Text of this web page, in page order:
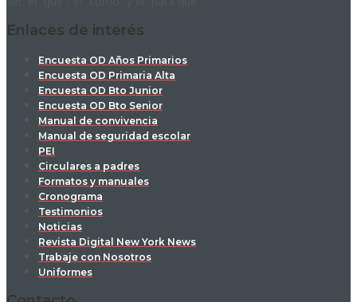
Enlaces de interés
Encuesta OD Años Primarios
Encuesta OD Primaria Alta
Encuesta OD Bto Junior
Encuesta OD Bto Senior
Manual de convivencia
Manual de seguridad escolar
PEI
Circulares a padres
Formatos y manuales
Cronograma
Testimonios
Noticias
Revista Digital New York News
Trabaje con Nosotros
Uniformes